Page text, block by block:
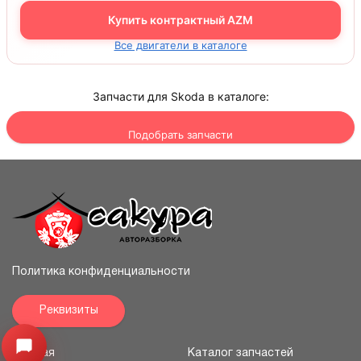
Купить контрактный AZM
Все двигатели в каталоге
Запчасти для Skoda в каталоге:
Подобрать запчасти
Открыть меню
Политика конфиденциальности
Реквизиты
Главная Каталог запчастей